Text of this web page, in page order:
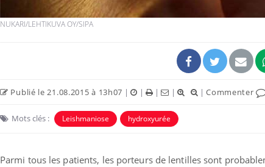
NUKARI/LEHTIKUVA OY/SIPA
Publié le 21.08.2015 à 13h07 | | | | |Commenter
Mots clés : Leishmaniose hydroxyurée
Parmi tous les patients, les porteurs de lentilles sont
Bébés, jeunes enfants :
quelle trousse à
pharmacie pour les
détecté